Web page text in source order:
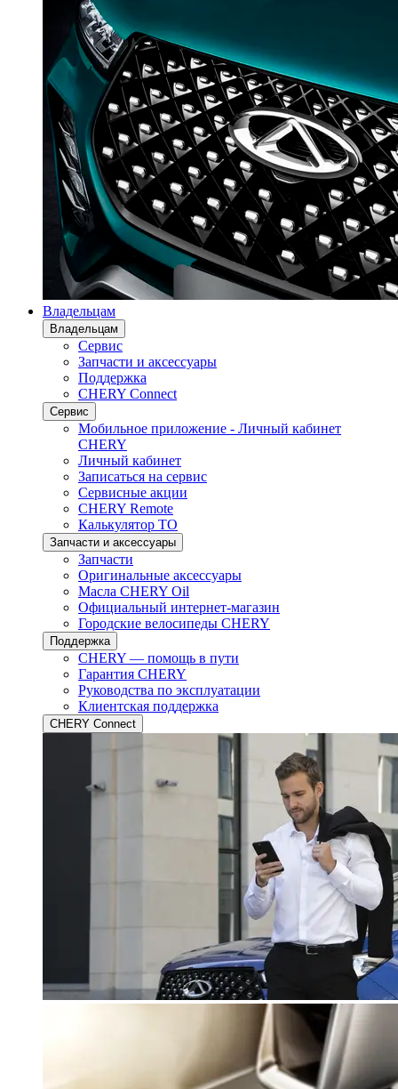
Владельцам
Владельцам
Сервис
Запчасти и аксессуары
Поддержка
CHERY Connect
Сервис
Мобильное приложение - Личный кабинет
CHERY
Личный кабинет
Записаться на сервис
Сервисные акции
CHERY Remote
Калькулятор ТО
Запчасти и аксессуары
Запчасти
Оригинальные аксессуары
Масла CHERY Oil
Официальный интернет-магазин
Городские велосипеды CHERY
Поддержка
CHERY — помощь в пути
Гарантия CHERY
Руководства по эксплуатации
Клиентская поддержка
CHERY Connect